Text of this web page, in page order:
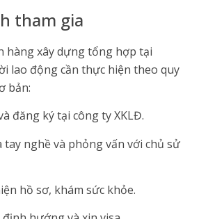
tham gia
hàng xây dựng tổng hợp tại
lao động cần thực hiện theo quy
bản:
đăng ký tại công ty XKLĐ.
tay nghề và phỏng vấn với chủ sử
hồ sơ, khám sức khỏe.